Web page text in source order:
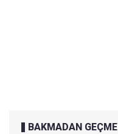
BAKMADAN GEÇME